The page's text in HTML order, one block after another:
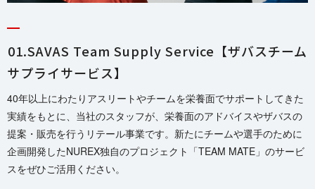
01.SAVAS Team Supply Service【ザバスチーム
サプライサービス】
40年以上にわたりアスリートやチームを栄養面でサポートしてきた
実績をもとに、当社のスタッフが、栄養面のアドバイスやザバスの
提案・販売を行うリテール事業です。新たにチームや選手のために
企画開発したNUREX独自のプロジェクト「TEAM MATE」のサービ
スをぜひご活用く だ さ い 。